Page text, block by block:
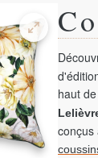
haut
conçus